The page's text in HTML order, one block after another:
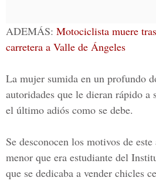
ADEMÁS: Motociclista muere
carretera a Valle de Ángeles
La mujer sumida en un profundo
autoridades que le dieran rápido a
el último adiós como se debe.
Se desconocen los motivos de
menor que era estudiante del
que se dedicaba a vender chicles